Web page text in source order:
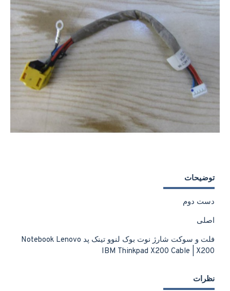
توضیحات
دست دوم
اصلی
فلت و سوکت شارژ نوت بوک لنوو تینک پد Notebook Lenovo
IBM Thinkpad X200 Cable | X200
نظرات